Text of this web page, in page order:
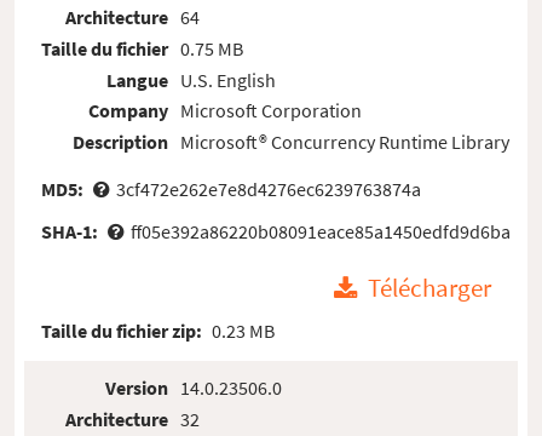
Architecture
Taille du fichier
Langue
Company
Description
64
0.75 MB
U.S. English
Microsoft Corporation
Microsoft® Concurrency Runtime Library
MD5:
3cf472e262e7e8d4276ec6239763874a
SHA-1:
ff05e392a86220b08091eace85a1450edfd9d6ba
Télécharger
Taille du fichier zip: 0.23 MB
Version
Architecture
14.0.23506.0
32